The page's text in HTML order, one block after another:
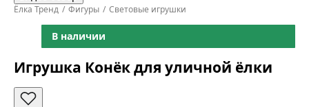
Ёлка Тренд Фигуры Световые игрушки
В наличии
Игрушка Конёк для уличной ёлки